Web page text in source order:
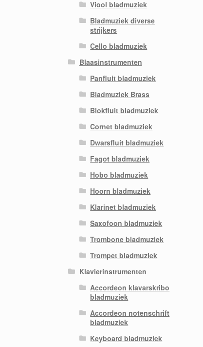
Viool bladmuziek
Bladmuziek diverse
strijkers
Cello bladmuziek
Blaasinstrumenten
Panfluit bladmuziek
Bladmuziek Brass
Blokfluit bladmuziek
Cornet bladmuziek
Dwarsfluit bladmuziek
Fagot bladmuziek
Hobo bladmuziek
Hoorn bladmuziek
Klarinet bladmuziek
Saxofoon bladmuziek
Trombone bladmuziek
Trompet bladmuziek
Klavierinstrumenten
Accordeon klavarskribo
bladmuziek
Accordeon notenschrift
bladmuziek
Keyboard bladmuziek